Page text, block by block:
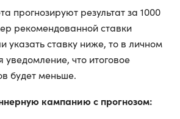
прогнозируют результат за 1000
рекомендованной ставки
указать ставку ниже, то в личном
уведомление, что итоговое
будет меньше.
кампанию с прогнозом: